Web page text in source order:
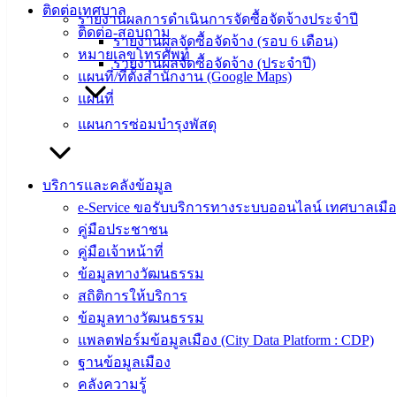
ติดต่อเทศบาล
ติดต่อ-สอบถาม
หมายเลขโทรศัพท์
แผนที่/ที่ตั้งสำนักงาน (Google Maps)
แผนที่
รายงานผลการดำเนินการจัดซื้อจัดจ้างประจำปี
รายงานผลจัดซื้อจัดจ้าง (รอบ 6 เดือน)
รายงานผลจัดซื้อจัดจ้าง (ประจำปี)
แผนการซ่อมบำรุงพัสดุ
บริการและคลังข้อมูล
e-Service ขอรับบริการทางระบบออนไลน์ เทศบาลเมื
คู่มือประชาชน
คู่มือเจ้าหน้าที่
ข้อมูลทางวัฒนธรรม
สถิติการให้บริการ
ข้อมูลทางวัฒนธรรม
แพลตฟอร์มข้อมูลเมือง (City Data Platform : CDP)
ฐานข้อมูลเมือง
คลังความรู้
ข่าวสาร
น่ารู้
ศุนย์
ข้อมูล
ข่าวสาร
อิเล็กทรอนิกส์
ความรู้
(Knowledge
เทศบาล
สายตรง
นายก
ประวัติ
เทศบาล